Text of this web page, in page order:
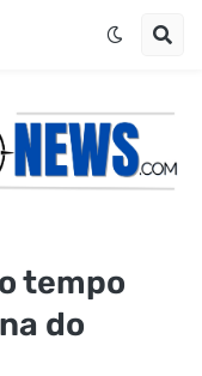
tempo
do